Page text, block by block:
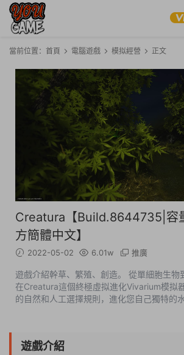
當前位置： 首頁 電腦遊戲 模拟經營 正文
Creatura【Build.8644735|容
方簡體中文】
2022-05-02 6.01w 推廣
遊戲介紹幹草、繁殖、創造。 從單細胞生物
在Creatura這個終極虛拟進化Vivarium模拟
的自然和人工選擇規則，進化您自己獨特的
遊戲介紹